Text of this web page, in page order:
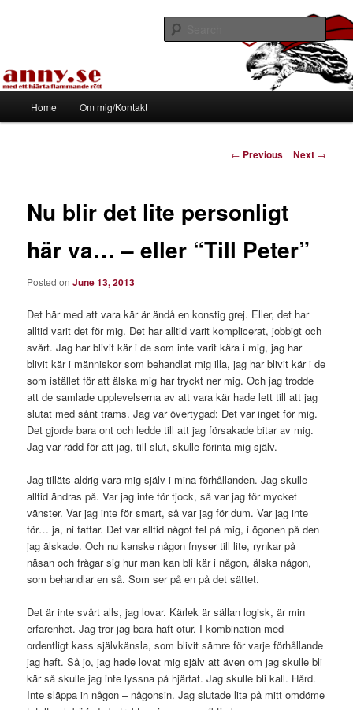
Tapirhen
Home Om mig/Kontakt
Post
← Previous Next →
Nu blir det lite personligt
här va… – eller “Till Peter”
Posted onJune 13, 2013
Det här med att vara kär är ändå en konstig grej. Eller, det har
alltid varit det för mig. Det har alltid varit komplicerat, jobbigt och
svårt. Jag har blivit kär i de som inte varit kära i mig, jag har
blivit kär i människor som behandlat mig illa, jag har blivit kär i de
som istället för att älska mig har tryckt ner mig. Och jag trodde
att de samlade upplevelserna av att vara kär hade lett till att jag
slutat med sånt trams. Jag var övertygad: Det var inget för mig.
Det gjorde bara ont och ledde till att jag försakade bitar av mig.
Jag var rädd för att jag, till slut, skulle förinta mig själv.
Jag tilläts aldrig vara mig själv i mina förhållanden. Jag skulle
alltid ändras på. Var jag inte för tjock, så var jag för mycket
vänster. Var jag inte för smart, så var jag för dum. Var jag inte
för… ja, ni fattar. Det var alltid något fel på mig, i ögonen på den
jag älskade. Och nu kanske någon fnyser till lite, rynkar på
näsan och frågar sig hur man kan bli kär i någon, älska någon,
som behandlar en så. Som ser på en på det sättet.
Det är inte svårt alls, jag lovar. Kärlek är sällan logisk, är min
erfarenhet. Jag tror jag bara haft otur. I kombination med
ordentligt kass självkänsla, som blivit sämre för varje förhållande
jag haft. Så jo, jag hade lovat mig själv att även om jag skulle bli
kär så skulle jag inte lyssna på hjärtat. Jag skulle bli kall. Hård.
Inte släppa in någon – någonsin. Jag slutade lita på mitt omdöme